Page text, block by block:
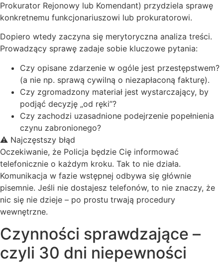
Prokurator Rejonowy lub Komendant) przydziela sprawę
konkretnemu funkcjonariuszowi lub prokuratorowi.
Dopiero wtedy zaczyna się merytoryczna analiza treści.
Prowadzący sprawę zadaje sobie kluczowe pytania:
Czy opisane zdarzenie w ogóle jest przestępstwem?
(a nie np. sprawą cywilną o niezapłaconą fakturę).
Czy zgromadzony materiał jest wystarczający, by
podjąć decyzję „od ręki”?
Czy zachodzi uzasadnione podejrzenie popełnienia
czynu zabronionego?
⚠️ Najczęstszy błąd
Oczekiwanie, że Policja będzie Cię informować
telefonicznie o każdym kroku. Tak to nie działa.
Komunikacja w fazie wstępnej odbywa się głównie
pisemnie. Jeśli nie dostajesz telefonów, to nie znaczy, że
nic się nie dzieje – po prostu trwają procedury
wewnętrzne.
Czynności sprawdzające –
czyli 30 dni niepewności